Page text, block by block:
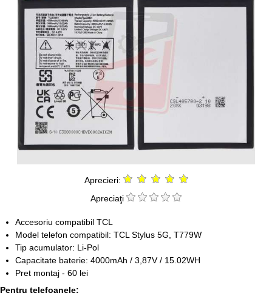
Aprecieri:
Apreciaţi
Accesoriu compatibil TCL
Model telefon compatibil: TCL Stylus 5G, T779W
Tip acumulator: Li-Pol
Capacitate baterie: 4000mAh / 3,87V / 15.02WH
Pret montaj - 60 lei
Pentru telefoanele: